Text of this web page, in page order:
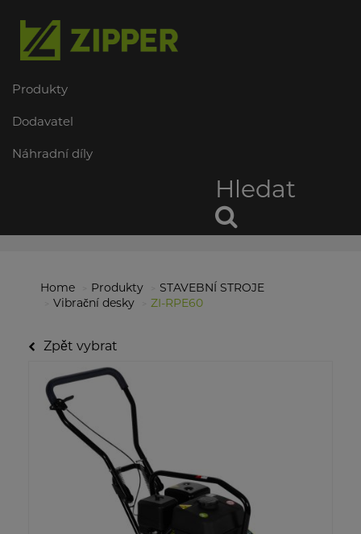
Produkty
Dodavatel
Náhradní díly
Hledat
Home Produkty
STAVEBNÍ STROJE
Vibrační desky
ZI-RPE60
Zpět vybrat